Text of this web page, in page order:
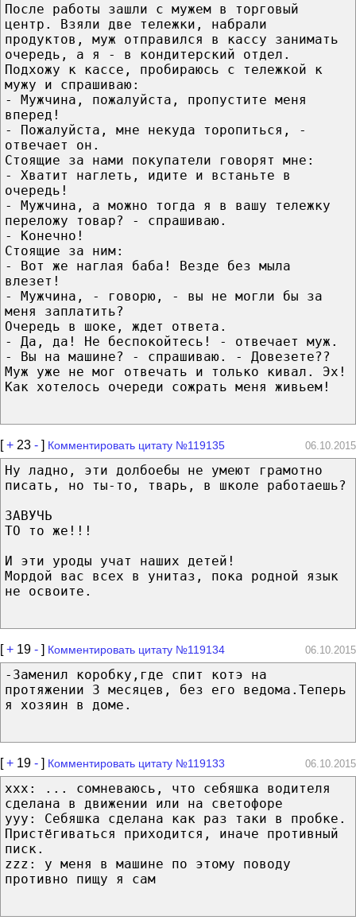
После работы зашли с мужем в торговый
центр. Взяли две тележки, набрали
продуктов, муж отправился в кассу занимать
очередь, а я - в кондитерский отдел.
Подхожу к кассе, пробираюсь с тележкой к
мужу и спрашиваю:
- Мужчина, пожалуйста, пропустите меня
вперед!
- Пожалуйста, мне некуда торопиться, -
отвечает он.
Стоящие за нами покупатели говорят мне:
- Хватит наглеть, идите и встаньте в
очередь!
- Мужчина, а можно тогда я в вашу тележку
переложу товар? - спрашиваю.
- Конечно!
Стоящие за ним:
- Вот же наглая баба! Везде без мыла
влезет!
- Мужчина, - говорю, - вы не могли бы за
меня заплатить?
Очередь в шоке, ждет ответа.
- Да, да! Не беспокойтесь! - отвечает муж.
- Вы на машине? - спрашиваю. - Довезете??
Муж уже не мог отвечать и только кивал. Эх!
Как хотелось очереди сожрать меня живьем!
[+ 23 - ] Комментировать цитату №119135 06.10.2015
Ну ладно, эти долбоебы не умеют грамотно
писать, но ты-то, тварь, в школе работаешь?
ЗАВУЧЬ
ТО то же!!!
И эти уроды учат наших детей!
Мордой вас всех в унитаз, пока родной язык
не освоите.
[+ 19 - ] Комментировать цитату №119134 06.10.2015
-Заменил коробку,где спит котэ на
протяжении 3 месяцев, без его ведома.Теперь
я хозяин в доме.
[+ 19 - ] Комментировать цитату №119133 06.10.2015
xxx: ... сомневаюсь, что себяшка водителя
сделана в движении или на светофоре
yyy: Себяшка сделана как раз таки в пробке.
Пристёгиваться приходится, иначе противный
писк.
zzz: у меня в машине по этому поводу
противно пищу я сам